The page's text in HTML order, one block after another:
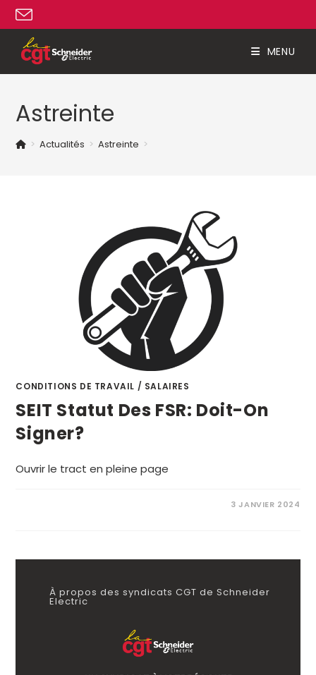
Skip
to
content
MENU
Astreinte
> Actualités > Astreinte >
CONDITIONS DE TRAVAIL / SALAIRES
SEIT Statut Des FSR: Doit-On
Signer?
Ouvrir le tract en pleine page
3 JANVIER 2024
À propos des syndicats CGT de Schneider
Electric